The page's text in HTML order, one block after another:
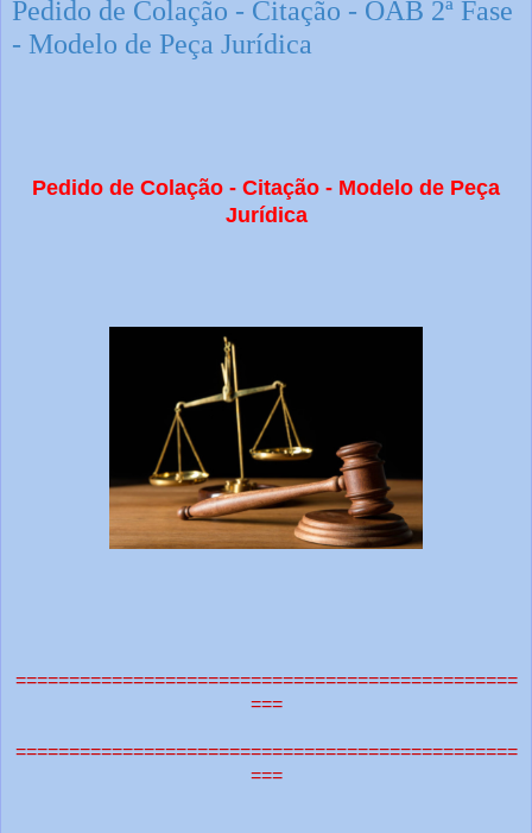
Pedido de Colação - Citação - OAB 2ª Fase
- Modelo de Peça Jurídica
Pedido de Colação - Citação - Modelo de Peça
Jurídica
===============================================
===
===============================================
===